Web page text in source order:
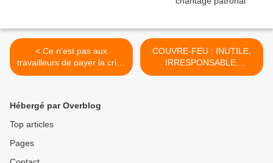
< Ce n'est pas aux
travailleurs de payer la crise
!
COUVRE-FEU : INUTILE,
IRRESPONSABLE,
CRIMINEL >
Hébergé par Overblog
Top articles
Pages